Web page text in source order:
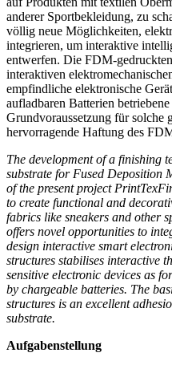
anderer Sportbekleidung, zu
völlig neue Möglichkeiten,
integrieren, um interaktive
entwerfen. Die FDM-
interaktiven
empfindliche elektronische
aufladbaren Batterien
Grundvoraussetzung für solche
hervorragende Haftung des
The development of a finishing
substrate for Fused Deposition
of the present project
to create functional and
fabrics like sneakers and other
offers novel opportunities to
design interactive smart
structures stabilises interactive
sensitive electronic devices as
by chargeable batteries. The
structures is an excellent
substrate.
Aufgabenstellung